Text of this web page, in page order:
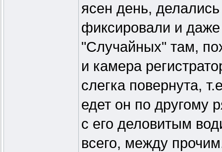
ясен день,
фиксировали и
"Случайных" там,
и камера
слегка повернута,
едет он по другому
с его деловитым
всего, между